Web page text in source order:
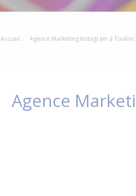
Accueil Agence Marketing Instagram à
Agence